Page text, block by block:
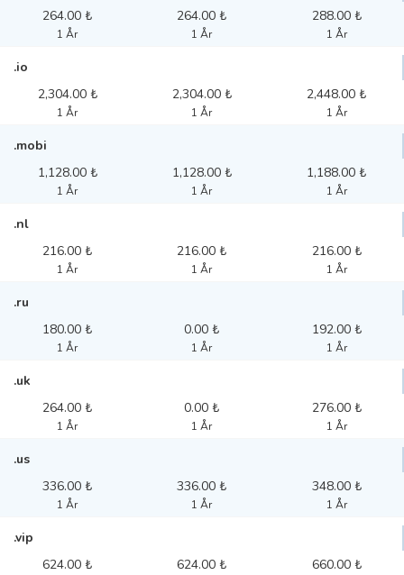
264.00 ₺
1 År
264.00 ₺
1 År
288.00 ₺
1 År
.io
2,304.00 ₺
1 År
2,304.00 ₺
1 År
2,448.00 ₺
1 År
.mobi
1,128.00 ₺
1 År
1,128.00 ₺
1 År
1,188.00 ₺
1 År
.nl
216.00 ₺
1 År
216.00 ₺
1 År
216.00 ₺
1 År
.ru
180.00 ₺
1 År
0.00 ₺
1 År
192.00 ₺
1 År
.uk
264.00 ₺
1 År
0.00 ₺
1 År
276.00 ₺
1 År
.us
336.00 ₺
1 År
336.00 ₺
1 År
348.00 ₺
1 År
.vip
624.00 ₺
624.00 ₺ 660.00 ₺